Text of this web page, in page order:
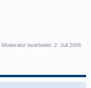
bearbeitet: 2. Juli 2006